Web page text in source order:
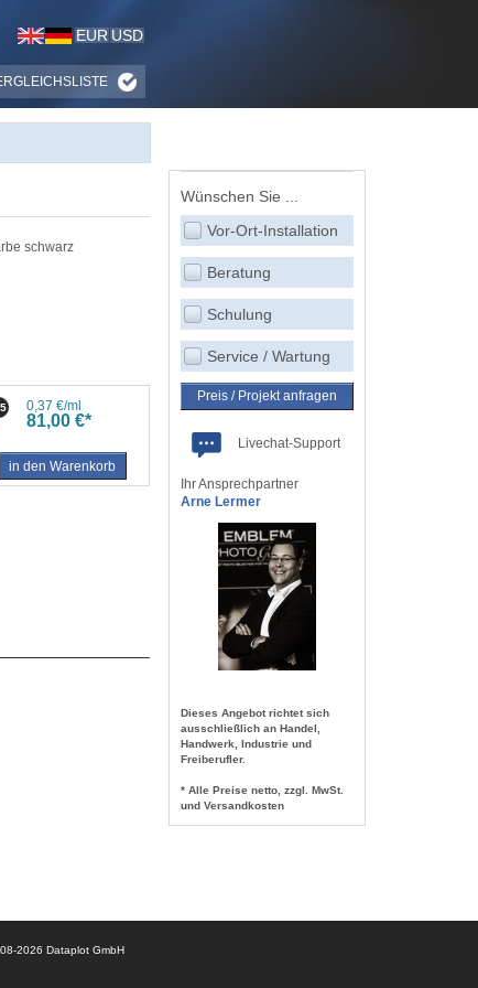
EUR USD
schwarz
0,37 €/ml
81,00 €*
in den Warenkorb
Wünschen Sie ...
Vor-Ort-Installation
Beratung
Schulung
Service / Wartung
Preis / Projekt anfragen
Livechat-Support
Ihr Ansprechpartner
Arne Lermer
Dieses Angebot richtet sich
ausschließlich an Handel,
Handwerk, Industrie und
Freiberufler.
* Alle Preise netto, zzgl. MwSt.
und Versandkosten
2026 Dataplot GmbH